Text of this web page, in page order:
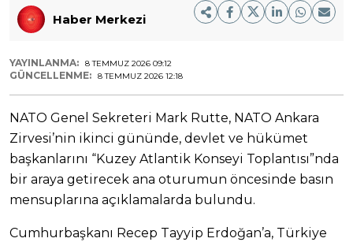
Haber Merkezi
YAYINLANMA: 8 TEMMUZ 2026 09:12
GÜNCELLENME: 8 TEMMUZ 2026 12:18
NATO Genel Sekreteri Mark Rutte, NATO Ankara
Zirvesi’nin ikinci gününde, devlet ve hükümet
başkanlarını “Kuzey Atlantik Konseyi Toplantısı”nda
bir araya getirecek ana oturumun öncesinde basın
mensuplarına açıklamalarda bulundu.
Cumhurbaşkanı Recep Tayyip Erdoğan’a, Türkiye